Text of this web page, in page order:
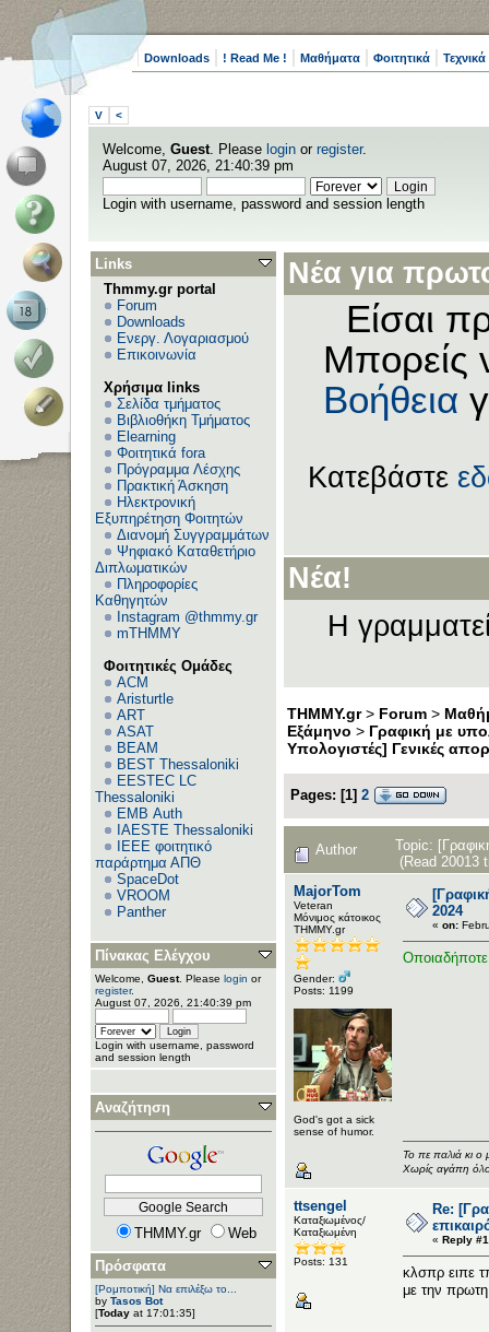
Downloads ! Read Me ! Μαθήματα Φοιτητικά
V <
Welcome, Guest. Please login or register.
August 07, 2026, 21:40:39 pm
Login with username, password and session length
Links
Thmmy.gr portal
Forum
Downloads
Ενεργ. Λογαριασμού
Επικοινωνία
Χρήσιμα links
Σελίδα τμήματος
Βιβλιοθήκη Τμήματος
Elearning
Φοιτητικά fora
Πρόγραμμα Λέσχης
Πρακτική Άσκηση
Ηλεκτρονική
Εξυπηρέτηση Φοιτητών
Διανομή Συγγραμμάτων
Ψηφιακό Καταθετήριο
Διπλωματικών
Πληροφορίες
Καθηγητών
Instagram @thmmy.gr
mTHMMY
Φοιτητικές Ομάδες
ACM
Aristurtle
ART
ASAT
BEAM
BEST Thessaloniki
EESTEC LC
Thessaloniki
EΜΒ Auth
IAESTE Thessaloniki
IEEE φοιτητικό
παράρτημα ΑΠΘ
SpaceDot
VROOM
Panther
Πίνακας Ελέγχου
Welcome, Guest. Please login or
register.
August 07, 2026, 21:40:39 pm
Login with username, password
and session length
Αναζήτηση
THMMY.gr
Web
Πρόσφατα
[Ρομποτική] Να επιλέξω το...
by Tasos Bot
[Today at 17:01:35]
Νέα για
Είσαι
Μπορείς
Βοήθεια
Κατεβάστε
Νέα!
Η
THMMY.gr> Forum >
Εξάμηνο > Γραφική με
Υπολογιστές] Γενικές
Pages: [1] 2
Author
Topic:
(Read 20013
MajorTom
Veteran
Μόνιμος κάτοικος
ΤΗΜΜΥ.gr
Gender:
Posts: 1199
God's got a sick
sense of humor.
2024
« on:
Το πε παλιά κι
Χωρίς αγάπη
ttsengel
Καταξιωμένος/
Καταξιωμένη
Posts: 131
Re:
« Reply
κλσπρ ειπε
με την